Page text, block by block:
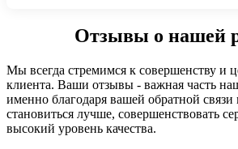
Отзывы о нашей
Мы всегда стремимся к совершенству и
клиента. Ваши отзывы - важная часть
именно благодаря вашей обратной
становиться лучше, совершенствовать
высокий уровень качества.